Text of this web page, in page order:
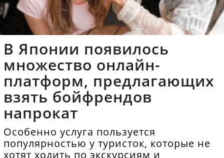
В Японии появилось
множество онлайн-
платформ, предлагающих
взять бойфрендов
напрокат
Особенно услуга пользуется
популярностью у туристок, которые не
хотят ходить по экскурсиям и